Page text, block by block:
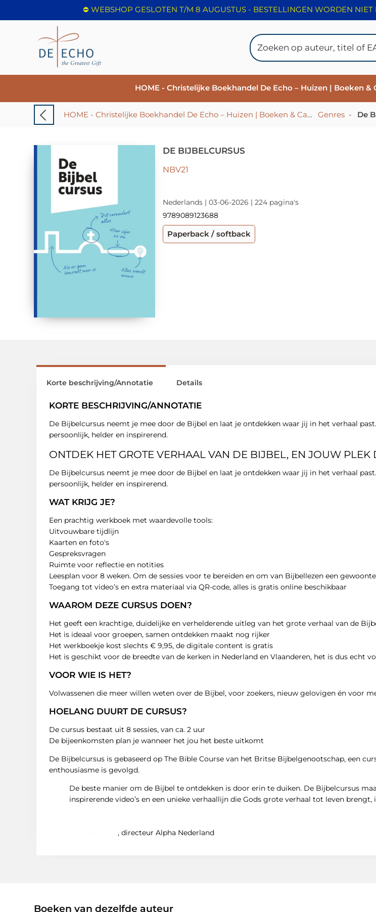
HOME - Christelijke Boekhandel De Echo – Huizen | Boeken &
HOME - Christelijke Boekhandel De Echo – Huizen | Boeken & Cadeaus -
Genres - De
DE BIJBELCURSUS
NBV21
Nederlands | 03-06-2026 | 224 pagina's
9789089123688
Paperback / softback
Korte beschrijving/Annotatie
KORTE BESCHRIJVING/ANNOTATIE
De Bijbelcursus neemt je mee door de Bijbel en laat je ontdekken waar jij in het verhaal
persoonlijk, helder en inspirerend.
ONTDEK HET GROTE VERHAAL VAN DE BIJBEL, EN JOUW PLEK
De Bijbelcursus neemt je mee door de Bijbel en laat je ontdekken waar jij in het verhaal
persoonlijk, helder en inspirerend.
WAT KRIJG JE?
Een prachtig werkboek met waardevolle tools:
Uitvouwbare tijdlijn
Kaarten en foto's
Gespreksvragen
Ruimte voor reflectie en notities
Leesplan voor 8 weken. Om de sessies voor te bereiden en om van Bijbellezen een
Toegang tot video’s en extra materiaal via QR-code, alles is gratis online beschikbaar
WAAROM DEZE CURSUS DOEN?
Het geeft een krachtige, duidelijke en verhelderende uitleg van het grote verhaal van de
Het is ideaal voor groepen, samen ontdekken maakt nog rijker
Het werkboekje kost slechts € 9,95, de digitale content is gratis
Het is geschikt voor de breedte van de kerken in Nederland en Vlaanderen, het is dus echt
VOOR WIE IS HET?
Volwassenen die meer willen weten over de Bijbel, voor zoekers, nieuw gelovigen én voor
HOELANG DUURT DE CURSUS?
De cursus bestaat uit 8 sessies, van ca. 2 uur
De bijeenkomsten plan je wanneer het jou het beste uitkomt
De Bijbelcursus is gebaseerd op The Bible Course van het Britse Bijbelgenootschap, een
enthousiasme is gevolgd.
De beste manier om de Bijbel te ontdekken is door erin te duiken. De Bijbelcursus
inspirerende video’s en een unieke verhaallijn die Gods grote verhaal tot leven
Arnoud Drop, directeur Alpha Nederland
Details
Boeken van dezelfde auteur